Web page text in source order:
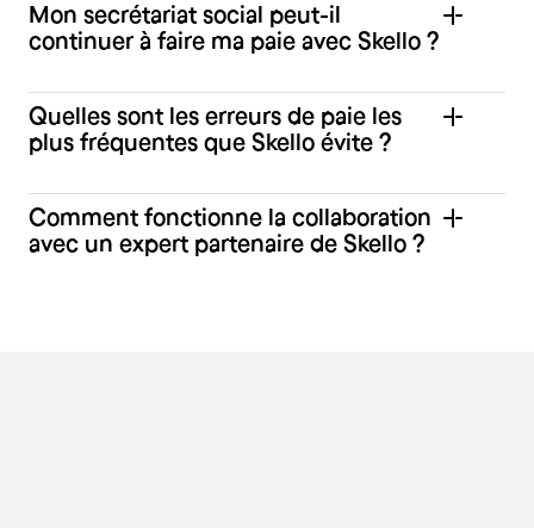
Mon secrétariat social peut-il
continuer à faire ma paie avec Skello ?
Quelles sont les erreurs de paie les
plus fréquentes que Skello évite ?
Comment fonctionne la collaboration
avec un expert partenaire de Skello ?